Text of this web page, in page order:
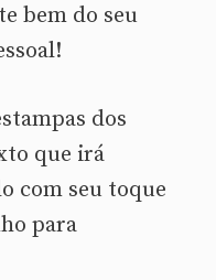
bem do seu
dos
que irá
com seu toque
para